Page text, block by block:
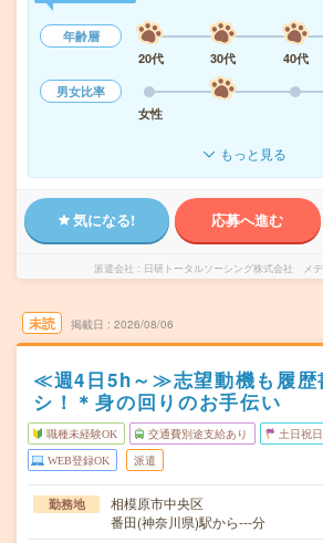
年齢層
20代
30代 40代
男女比率
女性
もっと見る
気になる! 応募へ進む
派遣会社 日研トータルソーシング株式会社 メ
未読 掲載日 2026/08/06
≪週4日5h～≫志望動機も履歴
シ！＊身の回りのお手伝い
職種未経験OK 交通費別途支給あり 土日祝
WEB登録OK 派遣
勤務地
相模原市中央区
番田(神奈川県)駅から---分